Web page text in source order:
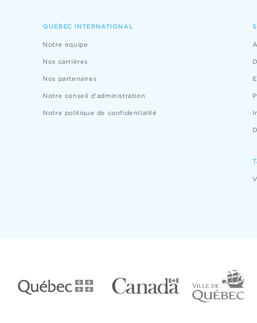
QUÉBEC INTERNATIONAL
Notre équipe
Nos carrières
Nos partenaires
Notre conseil d'administration
Notre politique de confidentialité